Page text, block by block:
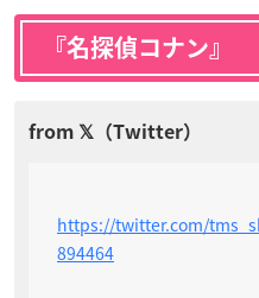
『名探偵コナン』
https://twitter.com/
894464